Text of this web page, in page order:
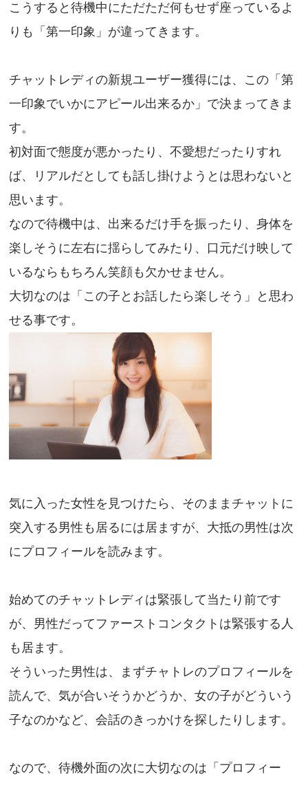
こうすると待機中にただただ何もせず座っているよ
りも「第一印象」が違ってきます。
チャットレディの新規ユーザー獲得には、この「第
一印象でいかにアピール出来るか」で決まってきま
す。
初対面で態度が悪かったり、不愛想だったりすれ
ば、リアルだとしても話し掛けようとは思わないと
思います。
なので待機中は、出来るだけ手を振ったり、身体を
楽しそうに左右に揺らしてみたり、口元だけ映して
いるならもちろん笑顔も欠かせません。
大切なのは「この子とお話したら楽しそう」と思わ
せる事です。
気に入った女性を見つけたら、そのままチャットに
突入する男性も居るには居ますが、大抵の男性は次
にプロフィールを読みます。
始めてのチャットレディは緊張して当たり前です
が、男性だってファーストコンタクトは緊張する人
も居ます。
そういった男性は、まずチャトレのプロフィールを
読んで、気が合いそうかどうか、女の子がどういう
子なのかなど、会話のきっかけを探したりします。
なので、待機外面の次に大切なのは「プロフィー